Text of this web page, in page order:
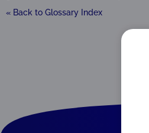
« Back to Glossary Index